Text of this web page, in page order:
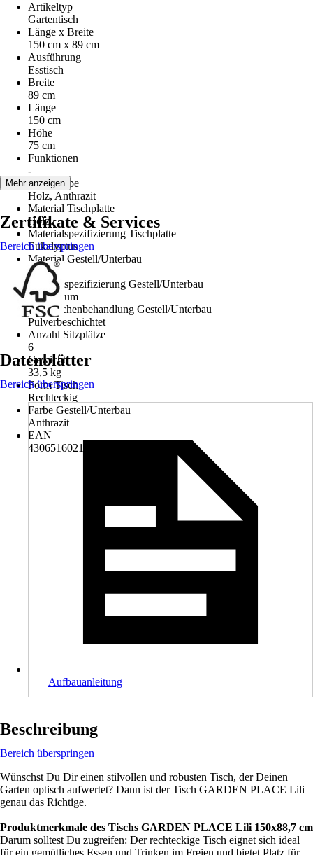
Artikeltyp
Gartentisch
Länge x Breite
150 cm x 89 cm
Ausführung
Esstisch
Breite
89 cm
Länge
150 cm
Höhe
75 cm
Funktionen
-
Grundfarbe
Holz, Anthrazit
Material Tischplatte
Holz
Materialspezifizierung Tischplatte
Eukalyptus
Material Gestell/Unterbau
Metall
Materialspezifizierung Gestell/Unterbau
Aluminium
Oberflächenbehandlung Gestell/Unterbau
Pulverbeschichtet
Anzahl Sitzplätze
6
Gewicht
33,5 kg
Form Tisch
Rechteckig
Farbe Gestell/Unterbau
Anthrazit
EAN
4306516021161
Mehr anzeigen
Zertifikate & Services
Bereich überspringen
Datenblätter
Bereich überspringen
Aufbauanleitung
Beschreibung
Bereich überspringen
Wünschst Du Dir einen stilvollen und robusten Tisch, der Deinen
Garten optisch aufwertet? Dann ist der Tisch GARDEN PLACE Lili
genau das Richtige.
Produktmerkmale des Tischs GARDEN PLACE Lili 150x88,7 cm
Darum solltest Du zugreifen: Der rechteckige Tisch eignet sich ideal
für ein gemütliches Essen und Trinken im Freien und bietet Platz für